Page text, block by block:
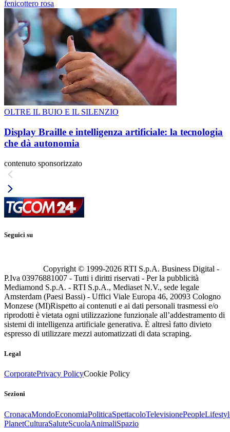
fenicottero rosa
OLTRE IL BUIO E IL SILENZIO
Display Braille e intelligenza artificiale: la tecnologia
che dà autonomia
contenuto sponsorizzato
Seguici su
Copyright © 1999-2026 RTI S.p.A. Business Digital -
P.Iva 03976881007 - Tutti i diritti riservati - Per la pubblicità
Mediamond S.p.A. - RTI S.p.A., Mediaset N.V., sede legale
Amsterdam (Paesi Bassi) - Uffici Viale Europa 46, 20093 Cologno
Monzese (MI)Rispetto ai contenuti e ai dati personali trasmessi e/o
riprodotti è vietata ogni utilizzazione funzionale all’addestramento di
sistemi di intelligenza artificiale generativa. È altresì fatto divieto
espresso di utilizzare mezzi automatizzati di data scraping.
Legal
CorporatePrivacy PolicyCookie Policy
Sezioni
CronacaMondoEconomiaPoliticaSpettacoloTelevisionePeople
PlanetCulturaSaluteScuolaAnimaliSpazio